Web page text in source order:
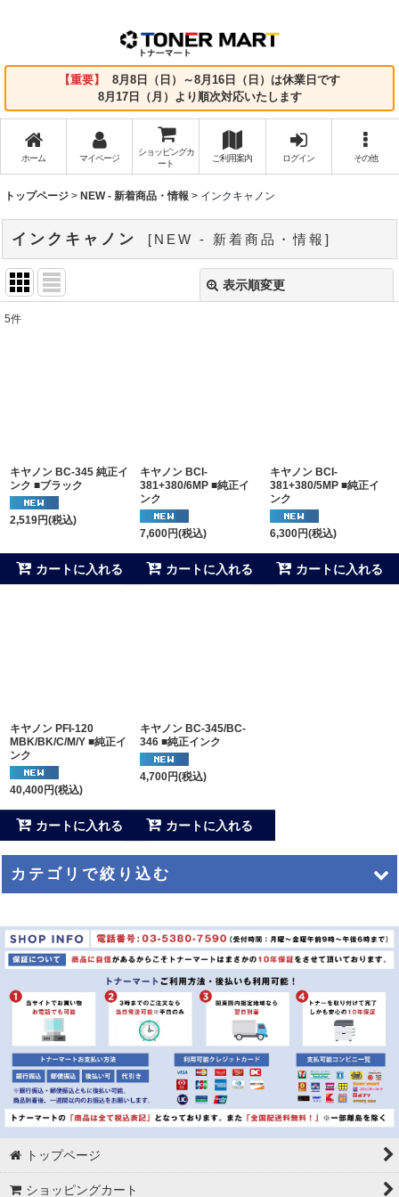
【重要】
8月8日（日）～8月16日（日）は休業日です
8月17日（月）より順次対応いたします
ホーム マイページ
ショッピングカ
ート
ご利用案内 ログイン その他
トップページ > NEW - 新着商品・情報 > インクキャノン
インクキャノン [ NEW - 新着商品・情報 ]
表示順変更
絞り込む
5件
キヤノン BC-345 純正イ
ンク ■ブラック
2,519円(税込)
カートに入れる
キヤノン BCI-
381+380/6MP ■純正イ
ンク
7,600円(税込)
カートに入れる
キヤノン BCI-
381+380/5MP ■純正イ
ンク
6,300円(税込)
カートに入れる
キヤノン PFI-120
MBK/BK/C/M/Y ■純正イ
ンク
40,400円(税込)
カートに入れる
キヤノン BC-345/BC-
346 ■純正インク
4,700円(税込)
カートに入れる
カテゴリで絞り込む
インクキャノン (全商品)
純正
リサイクル
トップページ
ショッピングカート